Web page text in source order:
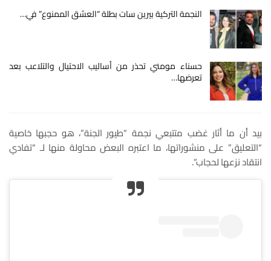
النجمة التركية بيرين سات بطلة “العشق الممنوع” في…
حسناء مومني تحذر من أساليب الاحتيال والتلاعب بعد
تعرضها…
بيد أن ما أثار غضب متتبعي نجمة “طيور الجنة”، هو حجبها خاصية
“التعليق” على منشوراتها، ما اعتبره البعض محاولة منها لـ “تفادي
انتقاد نزعها لحجاب”.